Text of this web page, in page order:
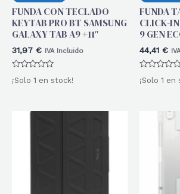
FUNDA CON TECLADO
KEYTAB PRO BT SAMSUNG
GALAXY TAB A9 +11″
31,97 € IVA Incluido
Valorado
con
¡Solo 1 en stock!
FUNDA
CLICK-
9 GEN
44,41 €
Valorado
con
¡Solo 1 en